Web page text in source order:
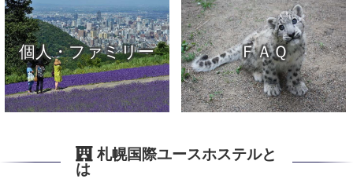
個人・ファミリー ＦＡＱ
札幌国際ユースホステルと
は